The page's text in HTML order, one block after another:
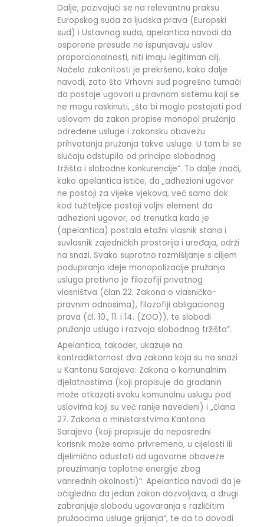
Dalje, pozivajući se na relevantnu praksu
Europskog suda za ljudska prava (Europski
sud) i Ustavnog suda, apelantica navodi da
osporene presude ne ispunjavaju uslov
proporcionalnosti, niti imaju legitiman cilj.
Načelo zakonitosti je prekršeno, kako dalje
navodi, zato što Vrhovni sud pogrešno tumači
da postoje ugovori u pravnom sistemu koji se
ne mogu raskinuti, „što bi moglo postojati pod
uslovom da zakon propise monopol pružanja
određene usluge i zakonsku obavezu
prihvatanja pružanja takve usluge. U tom bi se
slučaju odstupilo od principa slobodnog
tržišta i slobodne konkurencije“. To dalje znači,
kako apelantica ističe, da „adhezioni ugovor
ne postoji za vijeke vjekova, već samo dok
kod tužiteljice postoji voljni element da
adhezioni ugovor, od trenutka kada je
(apelantica) postala etažni vlasnik stana i
suvlasnik zajedničkih prostorija i uređaja, održi
na snazi. Svako suprotno razmišljanje s ciljem
podupiranja ideje monopolizacije pružanja
usluga protivno je filozofiji privatnog
vlasništva (član 22. Zakona o vlasničko-
pravnim odnosima), filozofiji obligacionog
prava (čl. 10., 11. i 14. (ZOO)), te slobodi
pružanja usluga i razvoja slobodnog tržišta”.
Apelantica, također, ukazuje na
kontradiktornost dva zakona koja su na snazi
u Kantonu Sarajevo: Zakona o komunalnim
djelatnostima (koji propisuje da građanin
može otkazati svaku komunalnu uslugu pod
uslovima koji su već ranije navedeni) i „člana
27. Zakona o ministarstvima Kantona
Sarajevo (koji propisuje da neposredni
korisnik može samo privremeno, u cijelosti iii
djelimično odustati od ugovorne obaveze
preuzimanja toplotne energije zbog
vanrednih okolnosti)“. Apelantica navodi da je
očigledno da jedan zakon dozvoljava, a drugi
zabranjuje slobodu ugovaranja s različitim
pružaocima usluge grijanja“, te da to dovodi